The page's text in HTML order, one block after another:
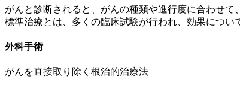
がんと診断されると、がんの種類や進行度に合わせて
標準治療とは、多くの臨床試験が行われ、効果につい
外科手術
がんを直接取り除く根治的治療法